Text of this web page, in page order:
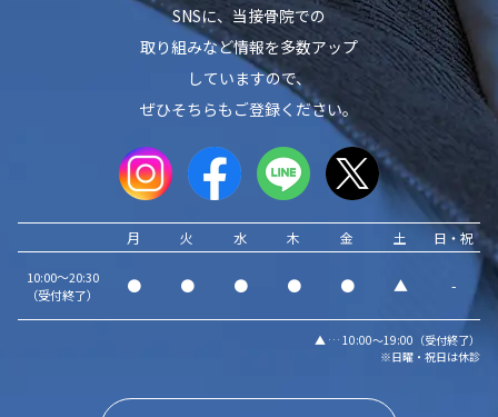
SNSに、当接骨院での
取り組みなど情報を多数アップ
していますので、
ぜひそちらもご登録ください。
月 火 水 木 金 土 日・祝
10:00～20:30
（受付終了）
● ● ● ● ● ▲ -
▲ … 10:00～19:00（受付終了）
※日曜・祝日は休診